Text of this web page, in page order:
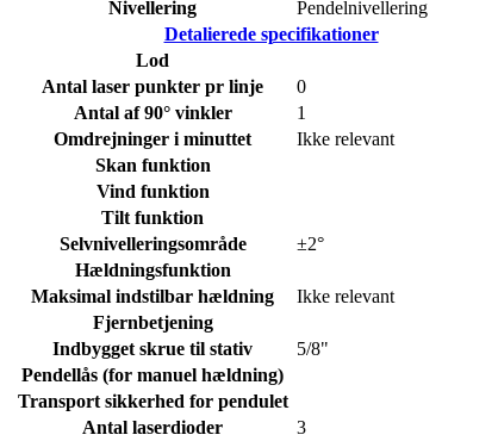
Nivellering
Pendelnivellering
Detalierede specifikationer
Lod
Antal laser punkter pr linje
0
Antal af 90° vinkler
1
Omdrejninger i minuttet
Ikke relevant
Skan funktion
Vind funktion
Tilt funktion
Selvnivelleringsområde
±2°
Hældningsfunktion
Maksimal indstilbar hældning
Ikke relevant
Fjernbetjening
Indbygget skrue til stativ
5/8"
Pendellås (for manuel hældning)
Transport sikkerhed for pendulet
Antal laserdioder
3